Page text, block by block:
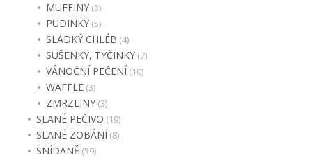
MUFFINY (3)
PUDINKY (5)
SLADKÝ CHLÉB (4)
SUŠENKY, TYČINKY (7)
VÁNOČNÍ PEČENÍ (10)
WAFFLE (3)
ZMRZLINY (3)
SLANÉ PEČIVO (19)
SLANÉ ZOBÁNÍ (8)
SNÍDANĚ (59)